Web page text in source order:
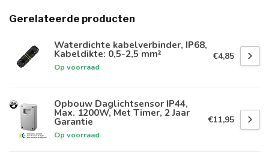
Gerelateerde producten
Waterdichte kabelverbinder, IP68,
Kabeldikte: 0,5-2,5 mm²
Op voorraad
€4,85
Opbouw Daglichtsensor IP44,
Max. 1200W, Met Timer, 2 Jaar
Garantie
Op voorraad
€11,95